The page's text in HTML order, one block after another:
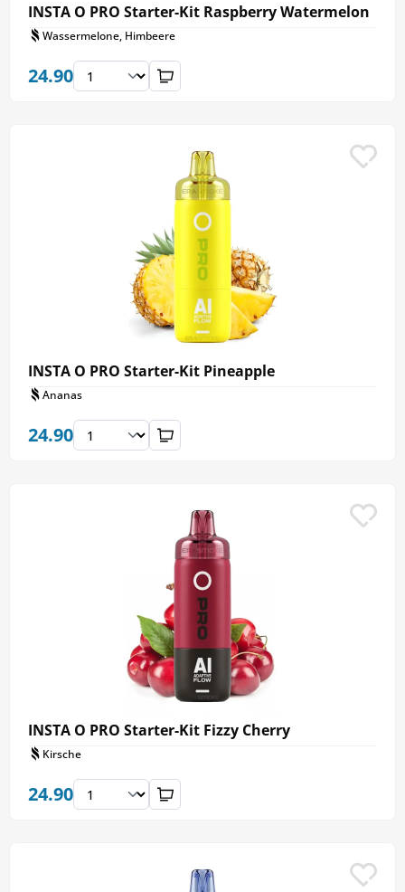
INSTA O PRO Starter-Kit Raspberry Watermelon
Wassermelone, Himbeere
24.90
INSTA O PRO Starter-Kit Pineapple
Ananas
24.90
INSTA O PRO Starter-Kit Fizzy Cherry
Kirsche
24.90